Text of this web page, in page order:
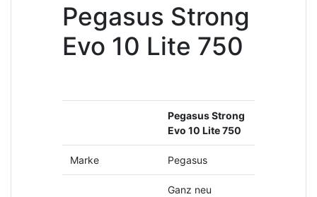
Pegasus Strong
Evo 10 Lite 750
Pegasus Strong
Evo 10 Lite 750
Marke Pegasus
Ganz neu